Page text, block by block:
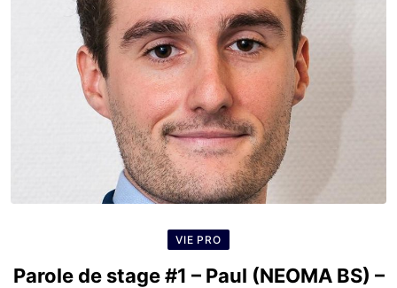
VIE PRO
Parole de stage #1 – Paul (NEOMA BS) –